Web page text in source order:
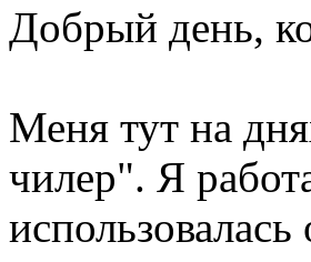
Добрый день,
Меня тут на
чилер". Я